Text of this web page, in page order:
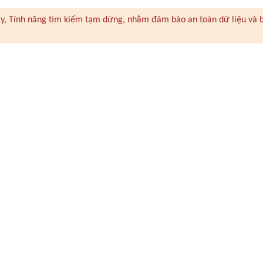
Tính năng tìm kiếm tạm dừng, nhằm đảm bảo an toàn dữ liệu và